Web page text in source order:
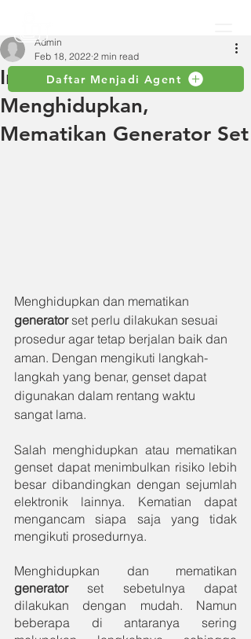
Daftar Menjadi Agent
Inilah Prosedur Tepat
Menghidupkan,
Mematikan Generator Set
Admin
Feb 18, 2022 2 min read
Menghidupkan dan mematikan
generator set perlu dilakukan sesuai
prosedur agar tetap berjalan baik dan
aman. Dengan mengikuti langkah-
langkah yang benar, genset dapat
digunakan dalam rentang waktu
sangat lama.
Salah menghidupkan atau mematikan
genset dapat menimbulkan risiko lebih
besar dibandingkan dengan sejumlah
elektronik lainnya. Kematian dapat
mengancam siapa saja yang tidak
mengikuti prosedurnya.
generator set sebetulnya dapat
dilakukan dengan mudah. Namun
beberapa di antaranya sering